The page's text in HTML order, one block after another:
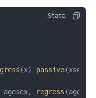
(x) passive(xsq =
regress (age)